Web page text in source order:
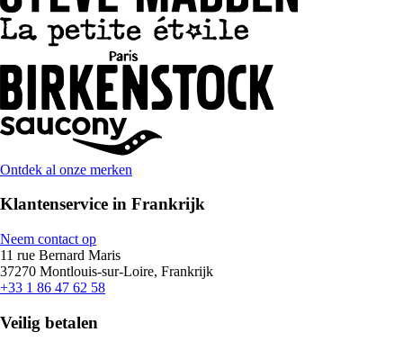
Ontdek al onze merken
Klantenservice in Frankrijk
Neem contact op
11 rue Bernard Maris
37270 Montlouis-sur-Loire, Frankrijk
+33 1 86 47 62 58
Veilig betalen